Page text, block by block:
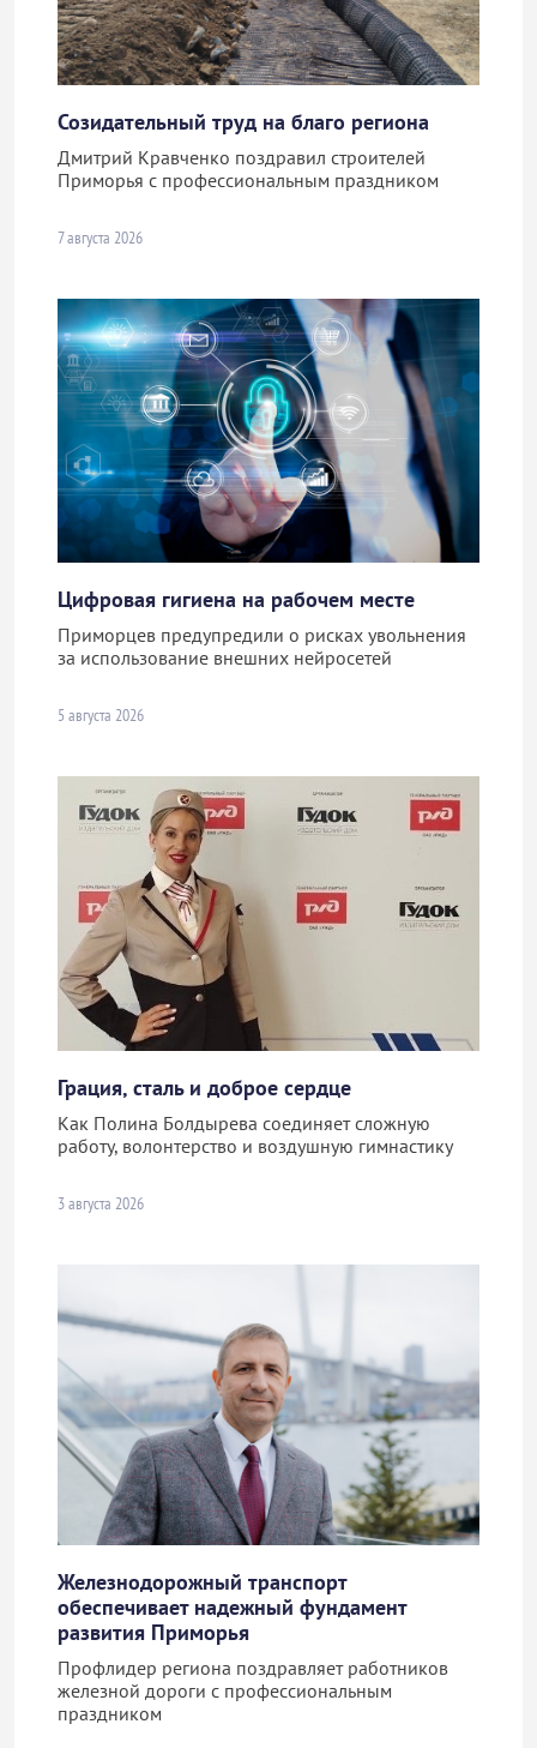
Созидательный труд на благо региона
Дмитрий Кравченко поздравил строителей
Приморья с профессиональным праздником
7 августа 2026
Цифровая гигиена на рабочем месте
Приморцев предупредили о рисках увольнения
за использование внешних нейросетей
5 августа 2026
Грация, сталь и доброе сердце
Как Полина Болдырева соединяет сложную
работу, волонтерство и воздушную гимнастику
3 августа 2026
Железнодорожный транспорт
обеспечивает надежный фундамент
развития Приморья
Профлидер региона поздравляет работников
железной дороги с профессиональным
праздником